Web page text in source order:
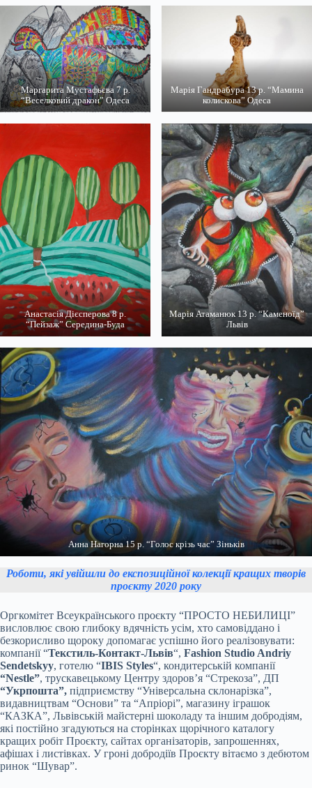
Маргарита Мустафьєва 7 р.
“Веселковий дракон” Одеса
Марія Гандрабура 13 р. “Мамина
колискова” Одеса
Анастасія Дієсперова 8 р.
“Пейзаж” Середина-Буда
Марія Атаманюк 13 р. “Каменоїд”
Львів
Анна Нагорна 15 р. “Голос крізь час” Зіньків
Роботи, які увійшли до експозиційної колекції кращих творів
проєкту 2020 року
Оргкомітет Всеукраїнського проєкту “ПРОСТО НЕБИЛИЦІ”
висловлює свою глибоку вдячність усім, хто самовіддано і
безкорисливо щороку допомагає успішно його реалізовувати:
компанії “Текстиль-Контакт-Львів“, Fashion Studio Andriy
Sendetskyy, готелю “IBIS Styles“, кондитерській компанії
“Nestle”, трускавецькому Центру здоров’я “Стрекоза”, ДП
“Укрпошта”, підприємству “Універсальна склонарізка”,
видавництвам “Основи” та “Апріорі”, магазину іграшок
“КАЗКА”, Львівській майстерні шоколаду та іншим добродіям,
які постійно згадуються на сторінках щорічного каталогу
кращих робіт Проєкту, сайтах організаторів, запрошеннях,
афішах і листівках. У гроні добродіїв Проєкту вітаємо з дебютом
ринок “Шувар”.